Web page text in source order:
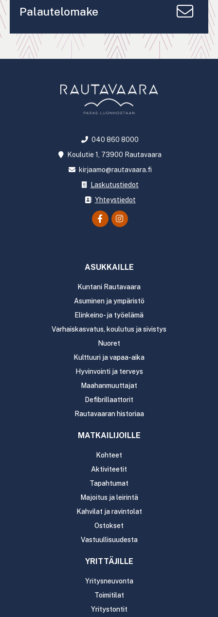
Palautelomake
040 860 8000
Koulutie 1, 73900 Rautavaara
kirjaamo@rautavaara.fi
Laskutustiedot
Yhteystiedot
ASUKKAILLE
Kuntani Rautavaara
Asuminen ja ympäristö
Elinkeino- ja työelämä
Varhaiskasvatus, koulutus ja sivistys
Nuoret
Kulttuuri ja vapaa-aika
Hyvinvointi ja terveys
Maahanmuuttajat
Defibrillaattorit
Rautavaaran historiaa
MATKAILIJOILLE
Kohteet
Aktiviteetit
Tapahtumat
Majoitus ja leirintä
Kahvilat ja ravintolat
Ostokset
Vastuullisuudesta
YRITTÄJILLE
Yritysneuvonta
Toimitilat
Yritystontit